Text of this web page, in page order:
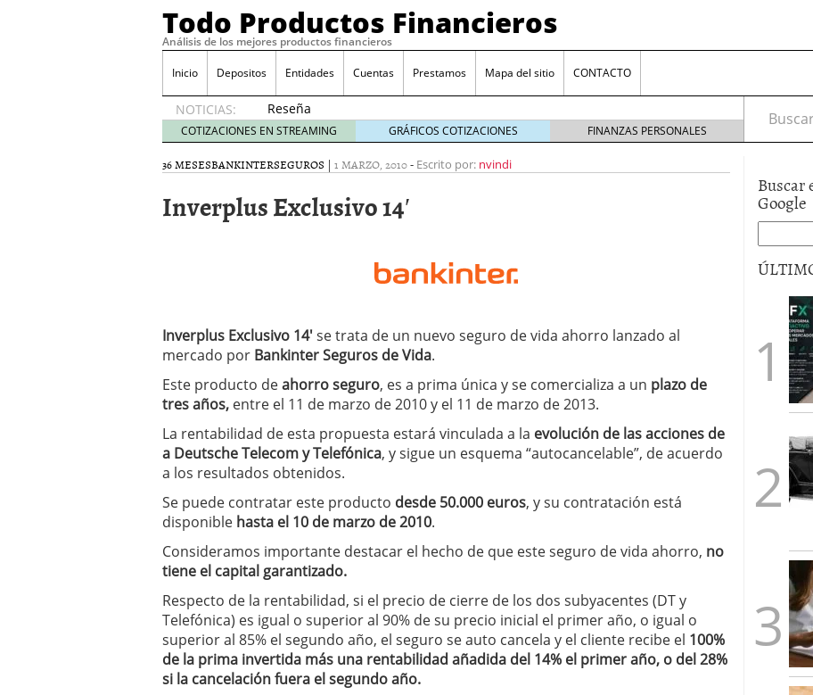
Todo Productos Financieros
Análisis de los mejores productos financieros
Inicio Depositos Entidades Cuentas Prestamos Mapa del sitio CONTACTO
NOTICIAS:
Reseña
de SIFX:
Lo Que
Deben
los
Traders
¿Por qué el ahorro precautorio sigue al alza entre los hogares? 21/01/2026
Los bancos tradicionales reaccionan: nuevas cuentas al 1,5 % tras la
presión de los neobancos
12/01/2026
Depósitos al 4 % siguen vigentes en varias entidades: ¿qué plazos y
condiciones pedir? 09/01/2026
COTIZACIONES EN STREAMING GRÁFICOS COTIZACIONES FINANZAS PERSONALES
Buscar
36 MESESBANKINTERSEGUROS | 1 MARZO, 2010- Escrito por: nvindi
Inverplus Exclusivo 14′
Inverplus Exclusivo 14′ se trata de un nuevo seguro de vida ahorro lanzado al
mercado por Bankinter Seguros de Vida.
Este producto deahorro seguro, es a prima única y se comercializa a un plazo de
tres años, entre el 11 de marzo de 2010 y el 11 de marzo de 2013.
La rentabilidad de esta propuesta estará vinculada a la evolución de las acciones de
a Deutsche Telecom y Telefónica, y sigue un esquema “autocancelable”, de acuerdo
a los resultados obtenidos.
Se puede contratar este producto desde 50.000 euros, y su contratación está
disponible hasta el 10 de marzo de 2010.
Consideramos importante destacar el hecho de que este seguro de vida ahorro, no
tiene el capital garantizado.
Respecto de la rentabilidad, si el precio de cierre de los dos subyacentes (DT y
Telefónica) es igual o superior al 90% de su precio inicial el primer año, o igual o
superior al 85% el segundo año, el seguro se auto cancela y el cliente recibe el 100%
de la prima invertida más una rentabilidad añadida del 14% el primer año, o del 28%
si la cancelación fuera el segundo año.
Buscar
Google